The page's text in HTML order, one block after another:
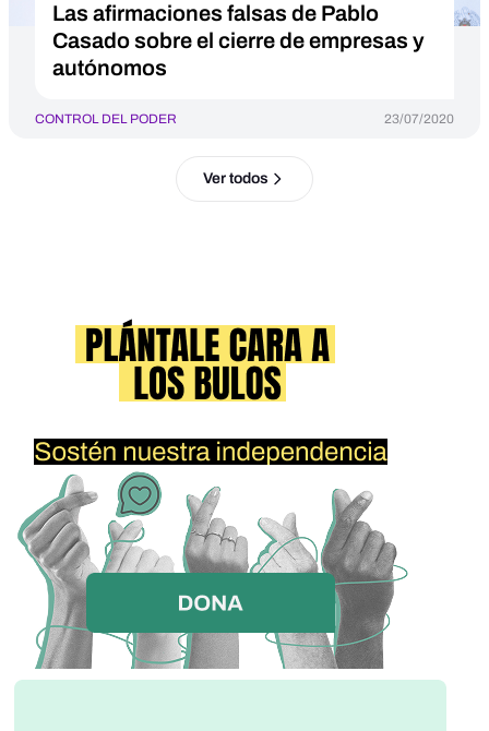
Las afirmaciones falsas de Pablo
Casado sobre el cierre de empresas y
autónomos
CONTROL DEL PODER 23/07/2020
Ver todos